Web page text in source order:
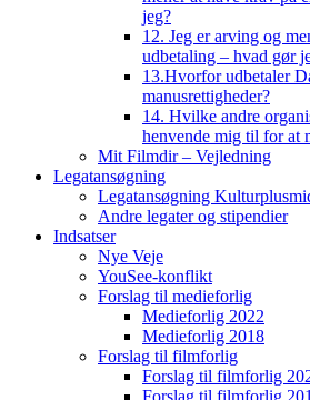
jeg?
12. Jeg er arving og
udbetaling – hvad gør
13.Hvorfor udbetaler
manusrettigheder?
14. Hvilke andre
henvende mig til for at
Mit Filmdir – Vejledning
Legatansøgning
Legatansøgning
Andre legater og stipendier
Indsatser
Nye Veje
YouSee-konflikt
Forslag til medieforlig
Medieforlig 2022
Medieforlig 2018
Forslag til filmforlig
Forslag til filmforlig
Forslag til filmforlig